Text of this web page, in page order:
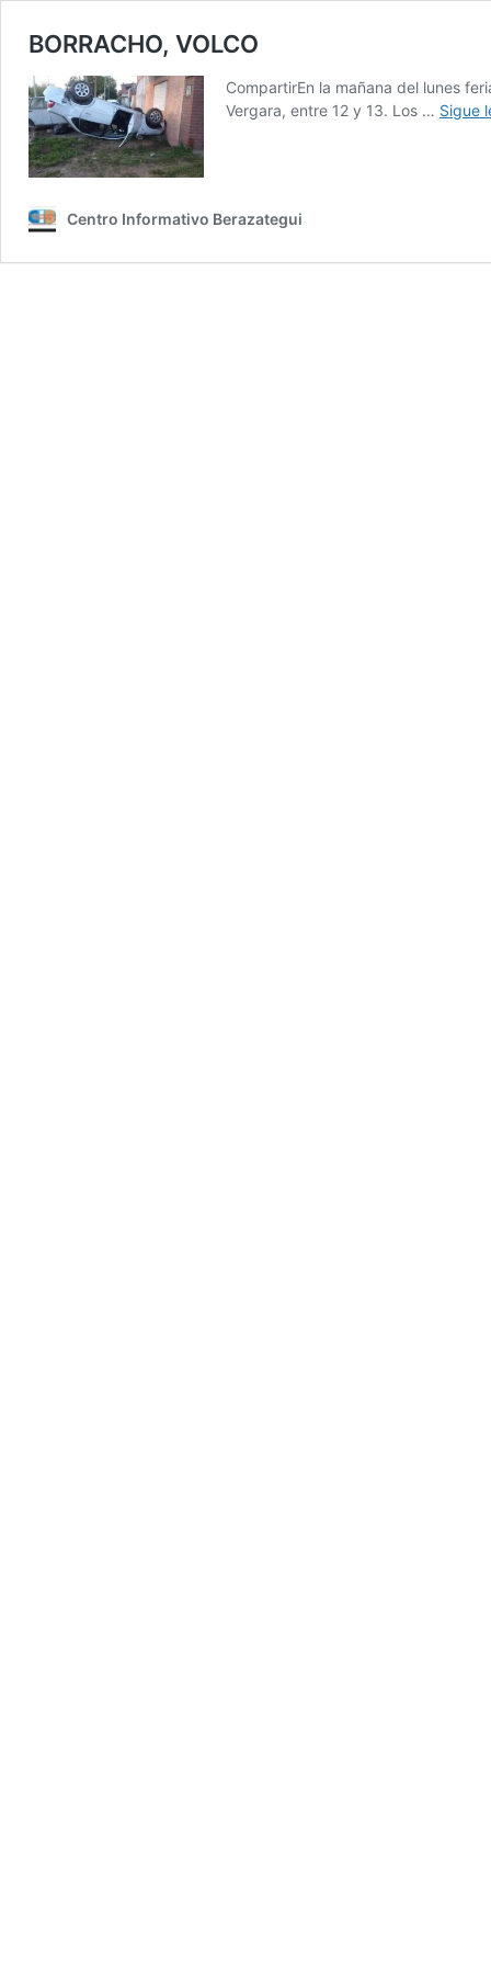
BORRACHO, VOLCO
CompartirEn la mañana del lunes
Vergara, entre 12 y 13. Los … Sigue
Centro Informativo Berazategui